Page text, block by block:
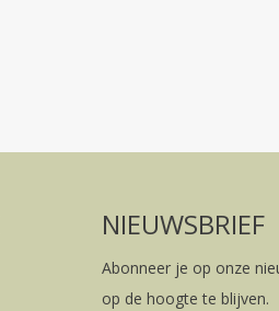
NIEUWSBRIEF
Abonneer je op onze
op de hoogte te blijven.